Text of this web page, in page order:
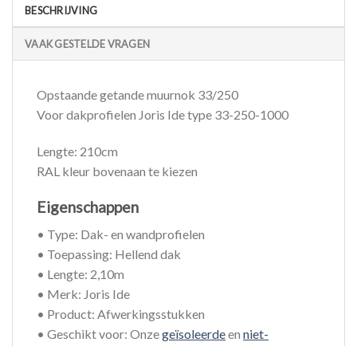
BESCHRIJVING
VAAK GESTELDE VRAGEN
Opstaande getande muurnok 33/250
Voor dakprofielen Joris Ide type 33-250-1000
Lengte: 210cm
RAL kleur bovenaan te kiezen
Eigenschappen
• Type: Dak- en wandprofielen
• Toepassing: Hellend dak
• Lengte: 2,10m
• Merk: Joris Ide
• Product: Afwerkingsstukken
• Geschikt voor: Onzegeïsoleerdeen niet-